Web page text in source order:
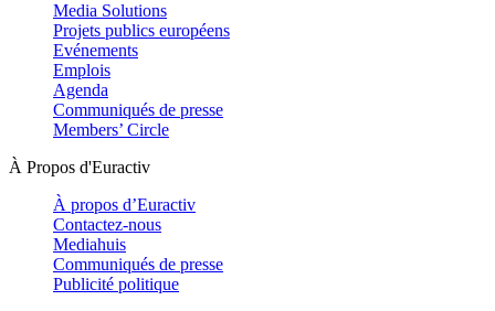
Media Solutions
Projets publics européens
Evénements
Emplois
Agenda
Communiqués de presse
Members’ Circle
À Propos d'Euractiv
À propos d’Euractiv
Contactez-nous
Mediahuis
Communiqués de presse
Publicité politique